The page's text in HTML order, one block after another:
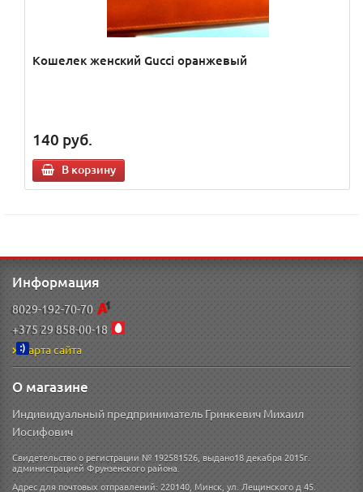
Кошелек женский Gucci оранжевый
140 руб.
В корзину
Информация
8029-192-70-70
+375 29 858-00-18
Карта сайта
О магазине
Индивидуальный предприниматель Гринкевич Михаил
Иосифович
Свидетельство о регистрации № 192581526, выдано18 декабря 2015г.
администрацией Фрунзенского района.
Адрес для почтовых отправлений: 220140, Минск, ул. Лещинского д 45.